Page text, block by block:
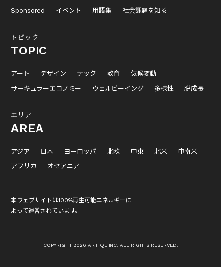
Sponsored
イベント 用語集 社会課題を知る
トピック
TOPIC
アート デザイン テック 教育
気候変動
サーキュラーエコノミー
ウェルビーイング 多様性 脱成長
エリア
AREA
アジア 日本 ヨーロッパ 北欧 中東 北米
中南米
アフリカ
オセアニア
本ウェブサイトは100%再生可能エネルギーに
よって運営されています。
COPYRIGHT 2026 ARTIQL INC. ALL RIGHTS RESERVED.